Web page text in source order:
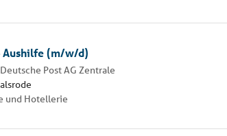
Aushilfe (m/w/d)
Deutsche Post AG Zentrale
und Hotellerie